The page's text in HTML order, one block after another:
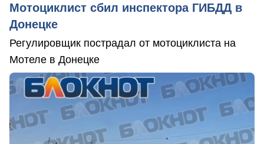
Мотоциклист сбил инспектора ГИБДД в
Донецке
Регулировщик пострадал от мотоциклиста на
Мотеле в Донецке